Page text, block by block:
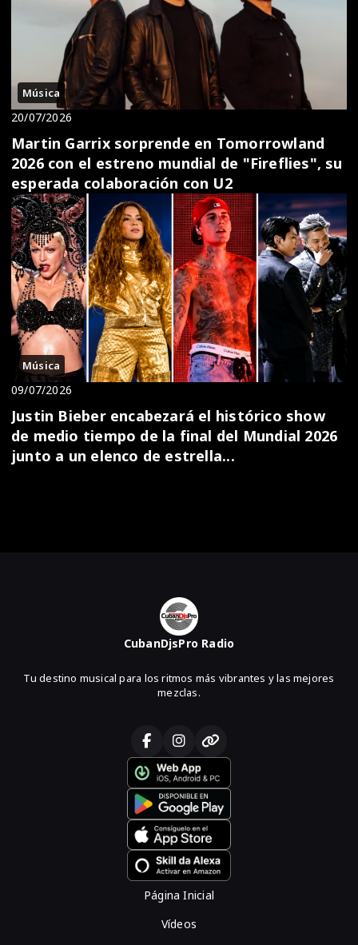
Música
20/07/2026
Martin Garrix sorprende en Tomorrowland
2026 con el estreno mundial de "Fireflies", su
esperada colaboración con U2
Música
09/07/2026
Justin Bieber encabezará el histórico show
de medio tiempo de la final del Mundial 2026
junto a un elenco de estrella...
CubanDjsPro Radio
Tu destino musical para los ritmos más vibrantes y las mejores
mezclas.
Página Inicial
Vídeos